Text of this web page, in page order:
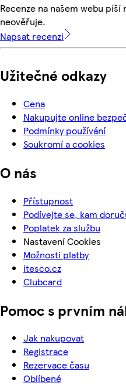
Recenze na našem webu
neověřuje.
Napsat recenzi
Užitečné odkazy
Cena
Nakupujte online
Podmínky používání
Soukromí a cookies
O nás
Přístupnost
Podívejte se, kam
Poplatek za službu
Nastavení Cookies
Možnosti platby
itesco.cz
Clubcard
Pomoc s prvním
Jak nakupovat
Registrace
Rezervace času
Oblíbené